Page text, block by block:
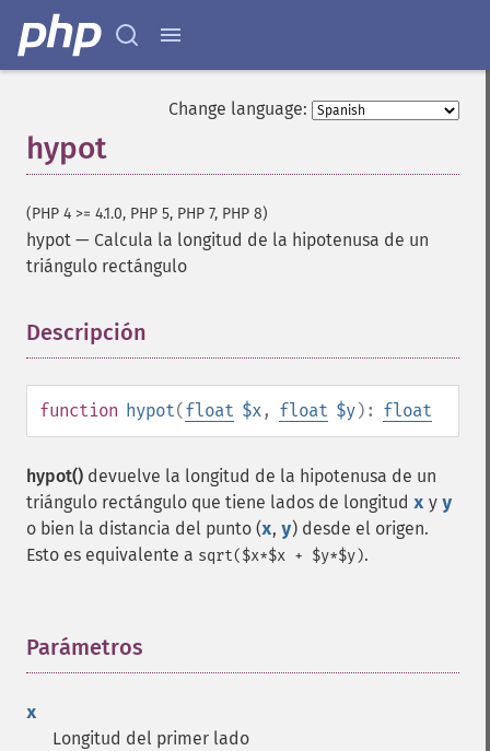
Change language:
hypot
(PHP 4 >= 4.1.0, PHP 5, PHP 7, PHP 8)
hypot — Calcula la longitud de la hipotenusa de un
triángulo rectángulo
Descripción
function hypot(float $x, float $y): float
hypot() devuelve la longitud de la hipotenusa de un
triángulo rectángulo que tiene lados de longitud x y y
o bien la distancia del punto (x, y) desde el origen.
Esto es equivalente a sqrt($x*$x + $y*$y).
Parámetros
x
Longitud del primer lado